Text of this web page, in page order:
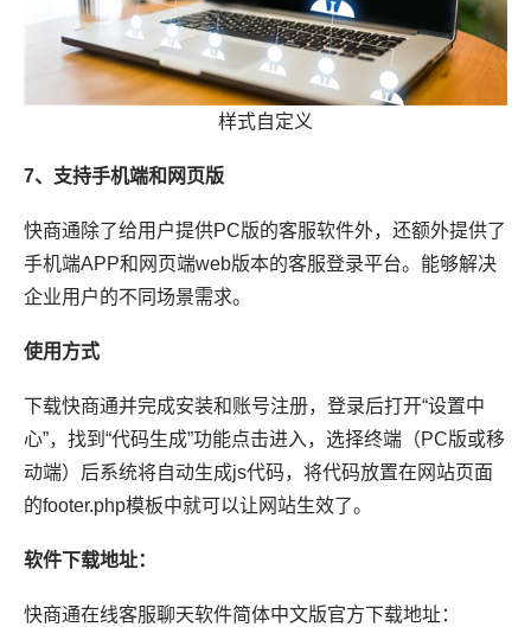
样式自定义
7、支持手机端和网页版
快商通除了给用户提供PC版的客服软件外，还额外提供了
手机端APP和网页端web版本的客服登录平台。能够解决
企业用户的不同场景需求。
使用方式
下载快商通并完成安装和账号注册，登录后打开“设置中
心”，找到“代码生成”功能点击进入，选择终端（PC版或移
动端）后系统将自动生成js代码，将代码放置在网站页面
的footer.php模板中就可以让网站生效了。
软件下载地址：
快商通在线客服聊天软件简体中文版官方下载地址：